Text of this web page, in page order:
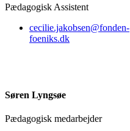
Pædagogisk Assistent
cecilie.jakobsen@fonden-
foeniks.dk
Søren Lyngsøe
Pædagogisk medarbejder